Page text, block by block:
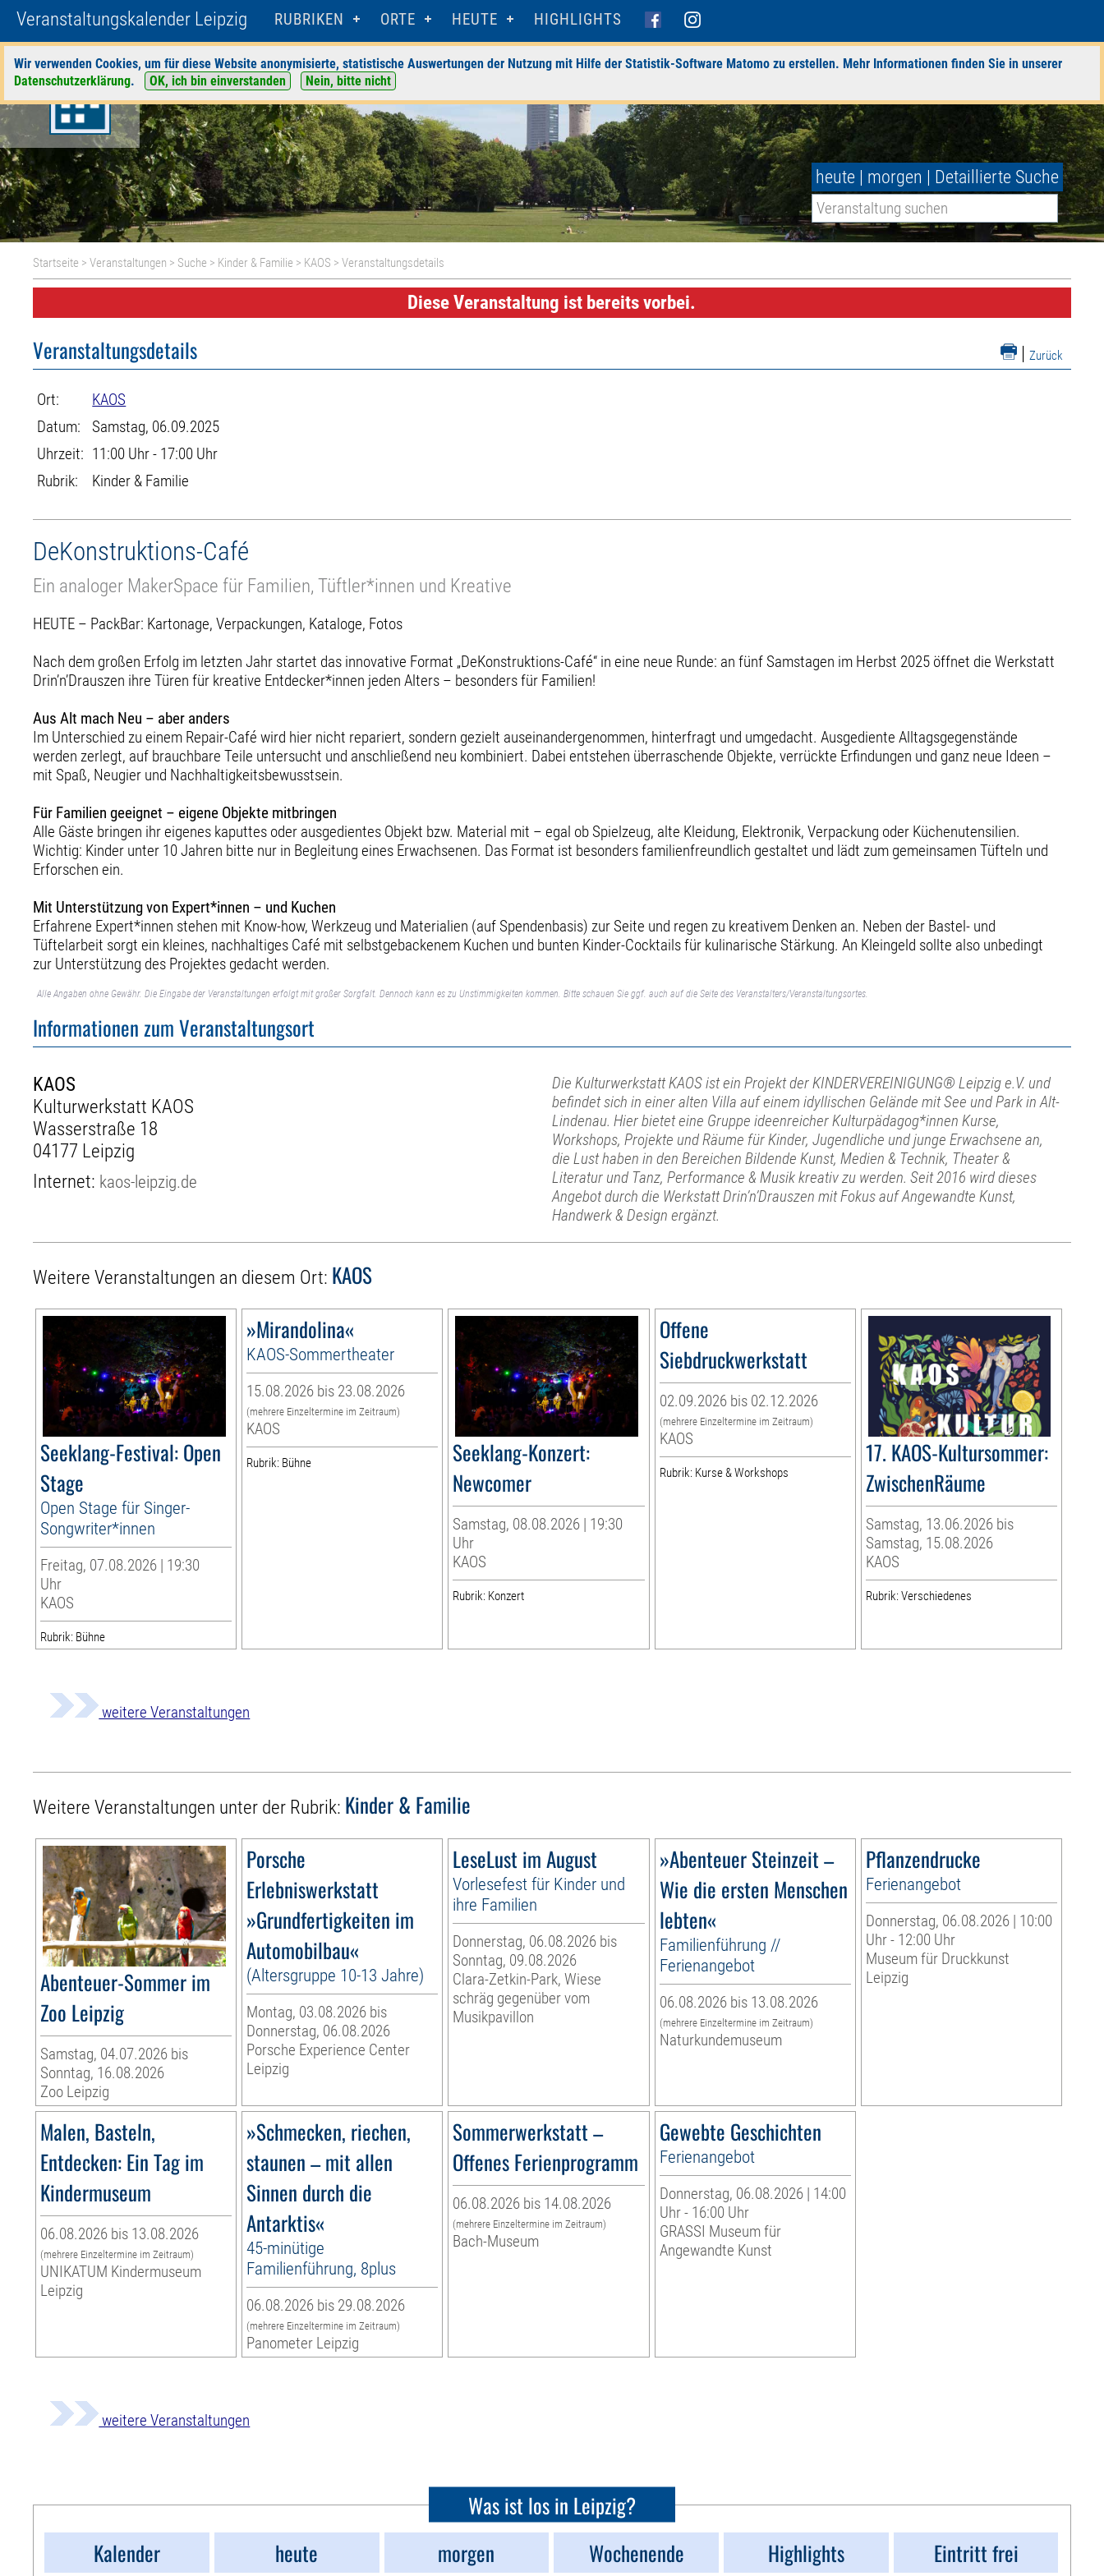
Veranstaltungskalender Leipzig RUBRIKEN ORTE HEUTE HIGHLIGHTS
Wir verwenden Cookies, um für diese Website anonymisierte, statistische Auswertungen der Nutzung mit Hilfe der Statistik-Software Matomo zu erstellen. Mehr Informationen finden Sie in unserer
Datenschutzerklärung. OK, ich bin einverstanden Nein, bitte nicht
heute | morgen | Detaillierte Suche
Startseite >Veranstaltungen > Suche > Kinder & Familie > KAOS > Veranstaltungsdetails
Diese Veranstaltung ist bereits vorbei.
| Zurück
Veranstaltungsdetails
Ort:
KAOS
Datum:
Samstag, 06.09.2025
Uhrzeit: 11:00 Uhr - 17:00 Uhr
Rubrik:
Kinder & Familie
DeKonstruktions-Café
Ein analoger MakerSpace für Familien, Tüftler*innen und Kreative
HEUTE – PackBar: Kartonage, Verpackungen, Kataloge, Fotos
Nach dem großen Erfolg im letzten Jahr startet das innovative Format „DeKonstruktions-Café“ in eine neue Runde: an fünf Samstagen im Herbst 2025 öffnet die Werkstatt
Drin’n’Drauszen ihre Türen für kreative Entdecker*innen jeden Alters – besonders für Familien!
Aus Alt mach Neu – aber anders
Im Unterschied zu einem Repair-Café wird hier nicht repariert, sondern gezielt auseinandergenommen, hinterfragt und umgedacht. Ausgediente Alltagsgegenstände
werden zerlegt, auf brauchbare Teile untersucht und anschließend neu kombiniert. Dabei entstehen überraschende Objekte, verrückte Erfindungen und ganz neue Ideen –
mit Spaß, Neugier und Nachhaltigkeitsbewusstsein.
Für Familien geeignet – eigene Objekte mitbringen
Alle Gäste bringen ihr eigenes kaputtes oder ausgedientes Objekt bzw. Material mit – egal ob Spielzeug, alte Kleidung, Elektronik, Verpackung oder Küchenutensilien.
Wichtig: Kinder unter 10 Jahren bitte nur in Begleitung eines Erwachsenen. Das Format ist besonders familienfreundlich gestaltet und lädt zum gemeinsamen Tüfteln und
Erforschen ein.
Mit Unterstützung von Expert*innen – und Kuchen
Erfahrene Expert*innen stehen mit Know-how, Werkzeug und Materialien (auf Spendenbasis) zur Seite und regen zu kreativem Denken an. Neben der Bastel- und
Tüftelarbeit sorgt ein kleines, nachhaltiges Café mit selbstgebackenem Kuchen und bunten Kinder-Cocktails für kulinarische Stärkung. An Kleingeld sollte also unbedingt
zur Unterstützung des Projektes gedacht werden.
Alle Angaben ohne Gewähr. Die Eingabe der Veranstaltungen erfolgt mit großer Sorgfalt. Dennoch kann es zu Unstimmigkeiten kommen. Bitte schauen Sie ggf. auch auf die Seite des Veranstalters/Veranstaltungsortes.
Informationen zum Veranstaltungsort
KAOS
Kulturwerkstatt KAOS
Wasserstraße 18
04177 Leipzig
Internet: kaos-leipzig.de
Die Kulturwerkstatt KAOS ist ein Projekt der KINDERVEREINIGUNG® Leipzig e.V. und
befindet sich in einer alten Villa auf einem idyllischen Gelände mit See und Park in Alt-
Lindenau. Hier bietet eine Gruppe ideenreicher Kulturpädagog*innen Kurse,
Workshops, Projekte und Räume für Kinder, Jugendliche und junge Erwachsene an,
die Lust haben in den Bereichen Bildende Kunst, Medien & Technik, Theater &
Literatur und Tanz, Performance & Musik kreativ zu werden. Seit 2016 wird dieses
Angebot durch die Werkstatt Drin’n’Drauszen mit Fokus auf Angewandte Kunst,
Handwerk & Design ergänzt.
Weitere Veranstaltungen an diesem Ort: KAOS
Seeklang-Festival: Open
Stage
Open Stage für Singer-
Songwriter*innen
Freitag, 07.08.2026 | 19:30
Uhr
KAOS
Rubrik: Bühne
»Mirandolina«
KAOS-Sommertheater
15.08.2026 bis 23.08.2026
(mehrere Einzeltermine im Zeitraum)
KAOS
Rubrik: Bühne
Seeklang-Konzert:
Newcomer
Samstag, 08.08.2026 | 19:30
Uhr
KAOS
Rubrik: Konzert
Offene
Siebdruckwerkstatt
02.09.2026 bis 02.12.2026
(mehrere Einzeltermine im Zeitraum)
KAOS
Rubrik: Kurse & Workshops
17. KAOS-Kultursommer:
ZwischenRäume
Samstag, 13.06.2026 bis
Samstag, 15.08.2026
KAOS
Rubrik: Verschiedenes
weitere Veranstaltungen
Weitere Veranstaltungen unter der Rubrik: Kinder & Familie
Abenteuer-Sommer im
Zoo Leipzig
Samstag, 04.07.2026 bis
Sonntag, 16.08.2026
Zoo Leipzig
Porsche
Erlebniswerkstatt
»Grundfertigkeiten im
Automobilbau«
(Altersgruppe 10-13 Jahre)
Montag, 03.08.2026 bis
Donnerstag, 06.08.2026
Porsche Experience Center
Leipzig
LeseLust im August
Vorlesefest für Kinder und
ihre Familien
Donnerstag, 06.08.2026 bis
Sonntag, 09.08.2026
Clara-Zetkin-Park, Wiese
schräg gegenüber vom
Musikpavillon
»Abenteuer Steinzeit –
Wie die ersten Menschen
lebten«
Familienführung //
Ferienangebot
06.08.2026 bis 13.08.2026
(mehrere Einzeltermine im Zeitraum)
Naturkundemuseum
Pflanzendrucke
Ferienangebot
Donnerstag, 06.08.2026 | 10:00
Uhr - 12:00 Uhr
Museum für Druckkunst
Leipzig
Malen, Basteln,
Entdecken: Ein Tag im
Kindermuseum
06.08.2026 bis 13.08.2026
(mehrere Einzeltermine im Zeitraum)
UNIKATUM Kindermuseum
Leipzig
»Schmecken, riechen,
staunen – mit allen
Sinnen durch die
Antarktis«
45-minütige
Familienführung, 8plus
06.08.2026 bis 29.08.2026
(mehrere Einzeltermine im Zeitraum)
Panometer Leipzig
Sommerwerkstatt –
Offenes Ferienprogramm
06.08.2026 bis 14.08.2026
(mehrere Einzeltermine im Zeitraum)
Bach-Museum
Gewebte Geschichten
Ferienangebot
Donnerstag, 06.08.2026 | 14:00
Uhr - 16:00 Uhr
GRASSI Museum für
Angewandte Kunst
weitere Veranstaltungen
Was ist los in Leipzig?
Kalender
heute morgen Wochenende Highlights Eintritt frei